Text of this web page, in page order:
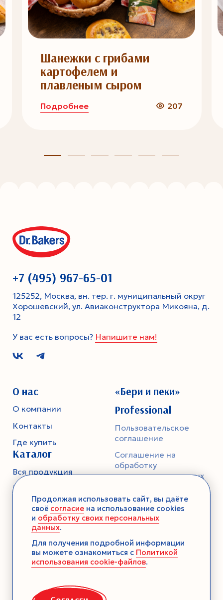
Шанежки с грибами
картофелем и
плавленым сыром
Подробнее 207
+7 (495) 967-65-01
125252, Москва, вн. тер. г. муниципальный округ
Хорошевский, ул. Авиаконструктора Микояна, д.
12
У вас есть вопросы? Напишите нам!
О нас
О компании
Контакты
Где купить
Каталог
Вся продукция
Тесто
Смеси-помощники
Ароматика
Десерты без выпечки
Консервация
«Бери и пеки»
Professional
Пользовательское
соглашение
Соглашение на
обработку
персональных данных
конфиденциальности
Продолжая использовать сайт, вы даёте
своё согласие на использование cookies
и обработку своих персональных
данных.
Для получения подробной информации
вы можете ознакомиться с Политикой
использования cookie-файлов.